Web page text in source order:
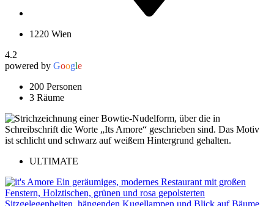
1220 Wien
4.2
powered by Google
200 Personen
3 Räume
ULTIMATE